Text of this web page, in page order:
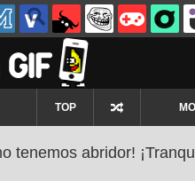
TOP
tenemos abridor!